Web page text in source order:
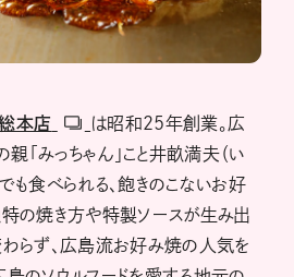
本店
は昭和25年創業。広
「みっちゃん」こと井畝満夫（い
も食べられる、飽きのこないお好
特の焼き方や特製ソースが生み出
わらず、広島流お好み焼の人気を